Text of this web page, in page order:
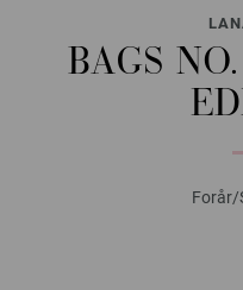
BAGS
Forår/